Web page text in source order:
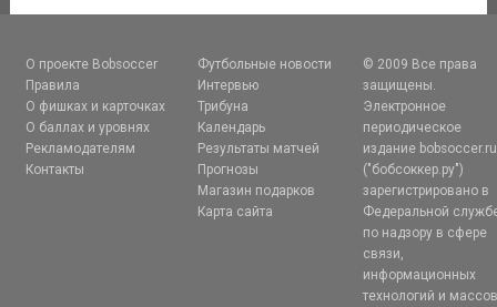
О проекте Bobsoccer
Правила
О фишках и карточках
О баллах и уровнях
Рекламодателям
Контакты
Футбольные новости
Интервью
Трибуна
Календарь
Результаты матчей
Прогнозы
Магазин подарков
Карта сайта
© 2009 Все права
защищены.
Электронное
периодическое
издание bobsoccer.ru
("бобсоккер.ру")
зарегистрировано в
Федеральной
по надзору в сфере
связи,
информационных
технологий и